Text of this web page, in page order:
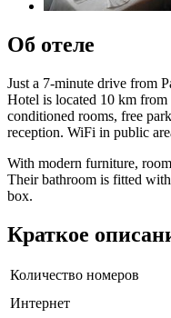
Об отеле
Just a 7-minute drive from
Hotel is located 10 km
conditioned rooms, free
reception. WiFi in public
With modern furniture,
Their bathroom is fitted
box.
Краткое
Количество номеров
Интернет